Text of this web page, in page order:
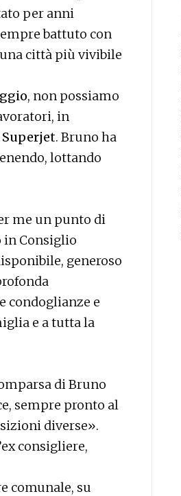
per anni
battuto con
città più vivibile
, non possiamo
in
Superjet. Bruno ha
lottando
me un punto di
Consiglio
generoso
condoglianze e
e a tutta la
di Bruno
sempre pronto al
diverse».
consigliere,
comunale, su